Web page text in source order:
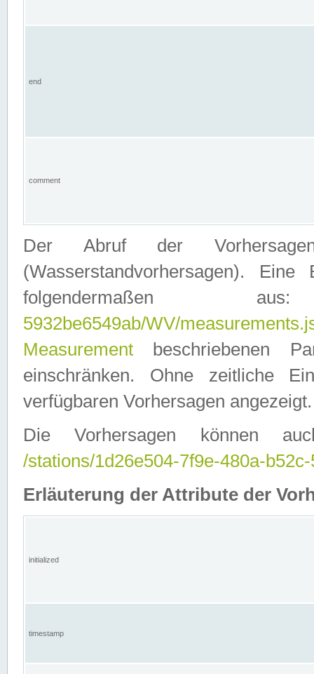
end
comment
Der Abruf der
(Wasserstandvorhersagen).
folgendermaßen
5932be6549ab/WV/
Measurement beschriebenen
einschränken. Ohne zeitliche
verfügbaren Vorhersagen angezeigt.
Die Vorhersagen können
/stations/1d26e504-7f9e-480a-
Erläuterung der Attribute der
initialized
timestamp